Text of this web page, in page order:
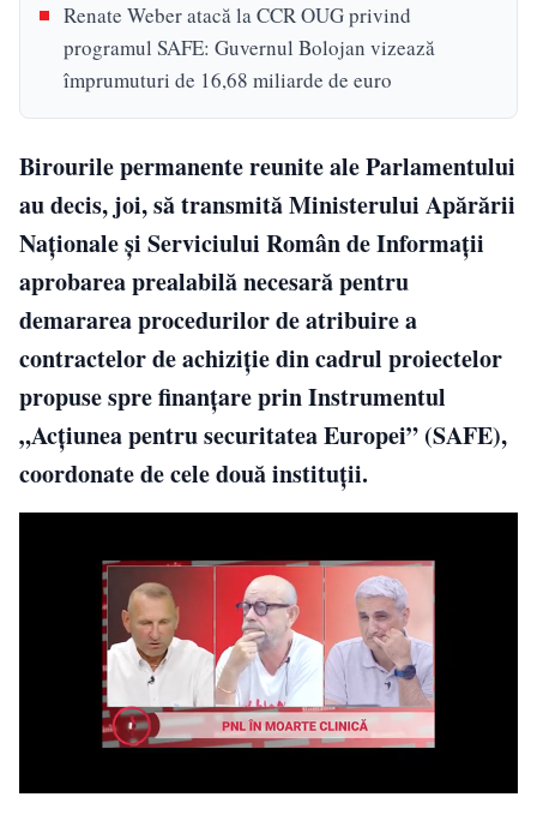
Renate Weber atacă la CCR OUG privind
programul SAFE: Guvernul Bolojan vizează
împrumuturi de 16,68 miliarde de euro
Birourile permanente reunite ale Parlamentului
au decis, joi, să transmită Ministerului Apărării
Naţionale şi Serviciului Român de Informaţii
aprobarea prealabilă necesară pentru
demararea procedurilor de atribuire a
contractelor de achiziţie din cadrul proiectelor
propuse spre finanţare prin Instrumentul
„Acţiunea pentru securitatea Europei” (SAFE),
coordonate de cele două instituţii.